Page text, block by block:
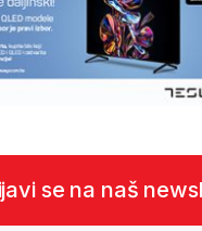
se na naš